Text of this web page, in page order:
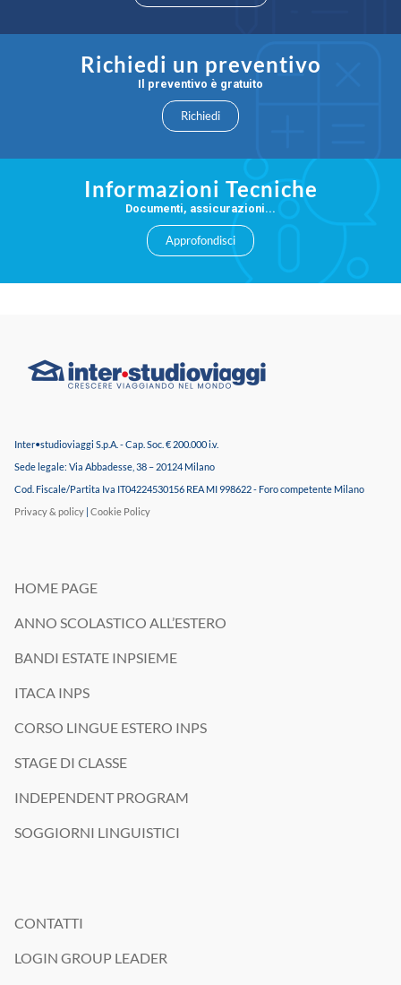
Richiedi un preventivo
Il preventivo è gratuito
Richiedi
Informazioni Tecniche
Documenti, assicurazioni...
Approfondisci
Inter•studioviaggi S.p.A. - Cap. Soc. € 200.000 i.v.
Sede legale: Via Abbadesse, 38 – 20124 Milano
Cod. Fiscale/Partita Iva IT04224530156 REA MI 998622 - Foro competente Milano
Privacy & policy | Cookie Policy
HOME PAGE
ANNO SCOLASTICO ALL’ESTERO
BANDI ESTATE INPSIEME
ITACA INPS
CORSO LINGUE ESTERO INPS
STAGE DI CLASSE
INDEPENDENT PROGRAM
SOGGIORNI LINGUISTICI
CONTATTI
LOGIN GROUP LEADER